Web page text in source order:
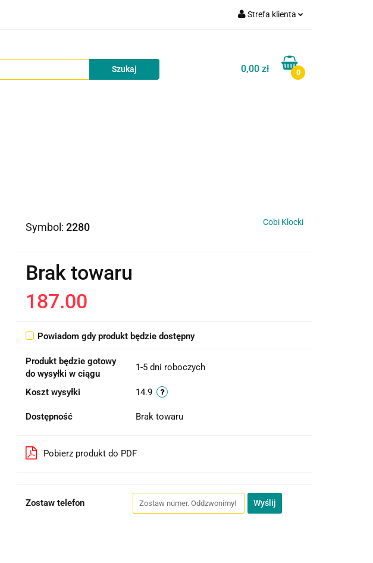
Strefa klienta
Zarejestruj się
Dodaj zgłoszenie
0,00 zł 0
Symbol:2280 Cobi Klocki
Brak towaru
187.00
Powiadom gdy produkt będzie dostępny
Produkt będzie gotowy
do wysyłki w ciągu
1-5 dni roboczych
Koszt wysyłki 14.9
Dostępność Brak towaru
Pobierz produkt do PDF
Zostaw telefon Wyślij